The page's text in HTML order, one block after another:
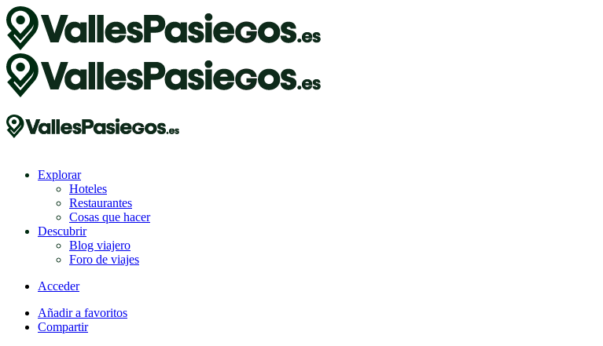
Explorar
Hoteles
Restaurantes
Cosas que hacer
Descubrir
Blog viajero
Foro de viajes
Acceder
Añadir a favoritos
Compartir